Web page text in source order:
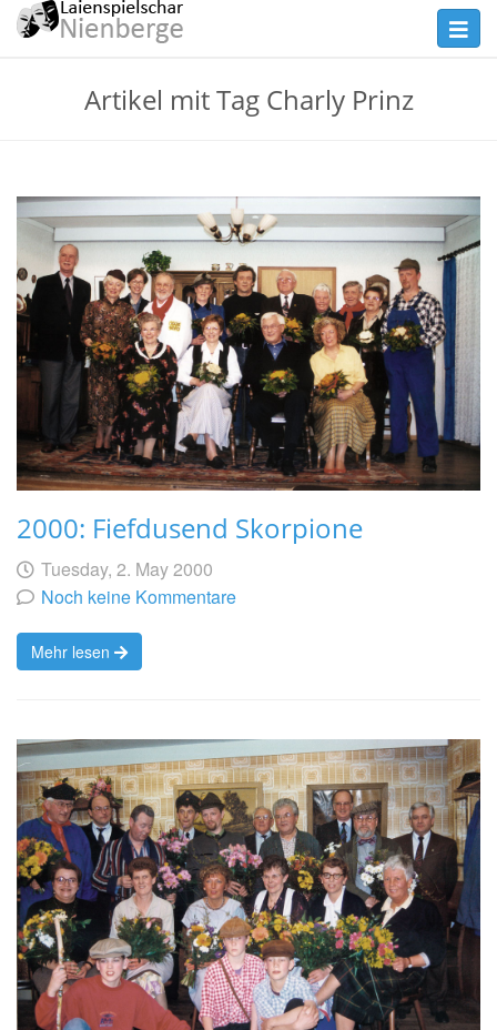
Skip
to
Theater
Nienberge
Artikel mit Tag Charly Prinz
2000: Fiefdusend Skorpione
Geschrieben
von
am Tuesday, 2. May 2000
Noch keine Kommentare
Mehr lesen